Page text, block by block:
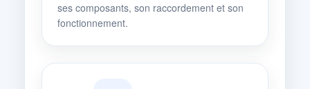
ses composants, son raccordement et son
fonctionnement.